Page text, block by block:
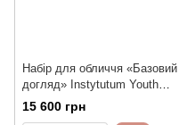
Набір для обличчя «Базовий
догляд» Instytutum Youth
Boost Protocol | Тонер,
Сиворотка, Крем-гель, Пілінг
15 600 грн